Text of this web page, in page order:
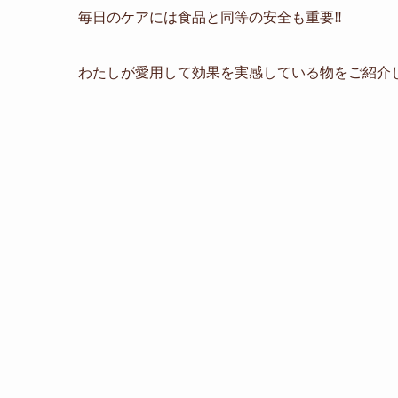
毎日のケアには食品と同等の安全も重要‼️
わたしが愛用して効果を実感している物をご紹介